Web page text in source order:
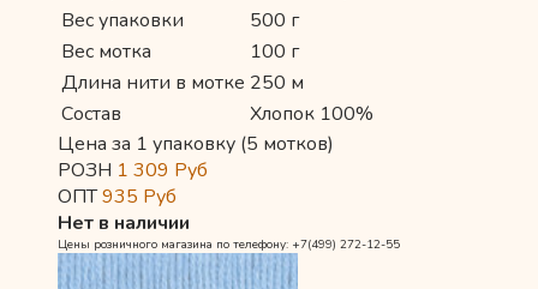
Вес упаковки
500 г
Вес мотка
100 г
Длина нити в мотке 250 м
Состав
Хлопок 100%
Цена за 1 упаковку (5 мотков)
РОЗН 1 309 Руб
ОПТ935 Руб
Нет в наличии
Цены розничного магазина по телефону: +7(499) 272-12-55